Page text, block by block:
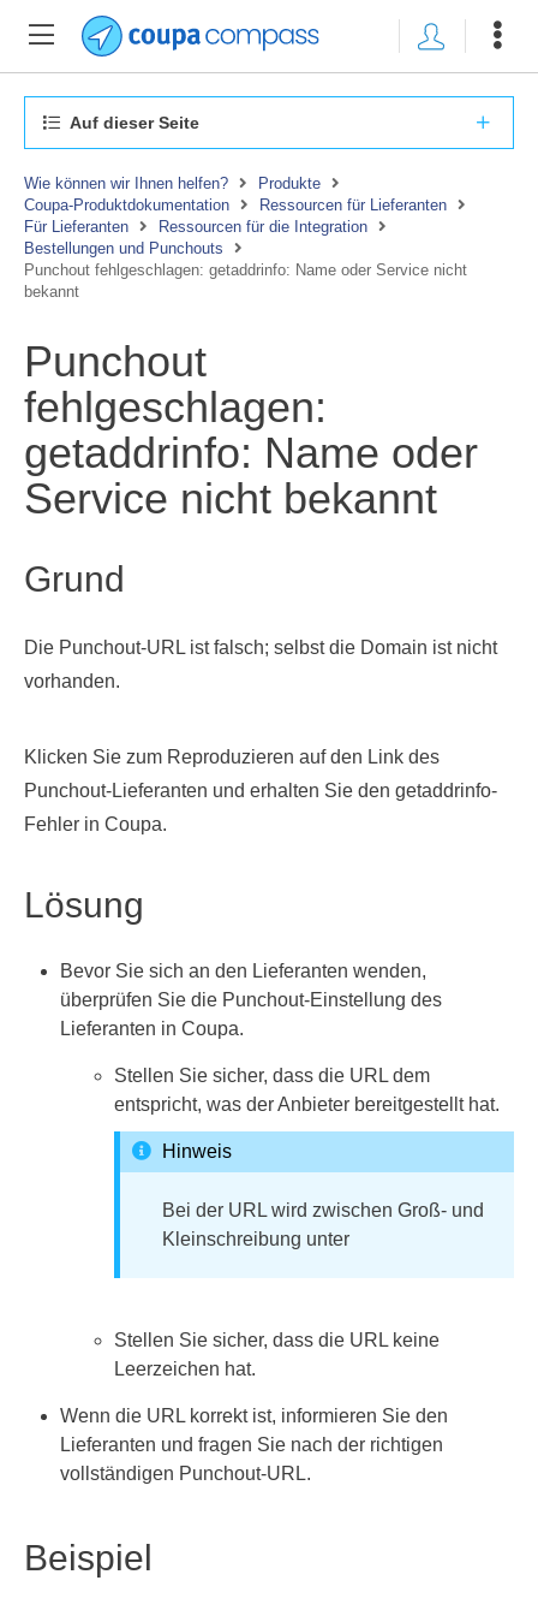
Auf dieser Seite
Wie können wir Ihnen helfen?
Produkte
Coupa-Produktdokumentation
Ressourcen für Lieferanten
Für Lieferanten
Ressourcen für die Integration
Bestellungen und Punchouts
Punchout fehlgeschlagen: getaddrinfo: Name oder Service nicht
bekannt
Punchout
fehlgeschlagen:
getaddrinfo: Name oder
Service nicht bekannt
Grund
Die Punchout-URL ist falsch; selbst die Domain ist nicht
vorhanden.
Klicken Sie zum Reproduzieren auf den Link des
Punchout-Lieferanten und erhalten Sie den getaddrinfo-
Fehler in Coupa.
Lösung
Bevor Sie sich an den Lieferanten wenden,
überprüfen Sie die Punchout-Einstellung des
Lieferanten in Coupa.
Stellen Sie sicher, dass die URL dem
entspricht, was der Anbieter bereitgestellt hat.
Hinweis
Bei der URL wird zwischen Groß- und
Kleinschreibung unter
Stellen Sie sicher, dass die URL keine
Leerzeichen hat.
Wenn die URL korrekt ist, informieren Sie den
Lieferanten und fragen Sie nach der richtigen
vollständigen Punchout-URL.
Beispiel